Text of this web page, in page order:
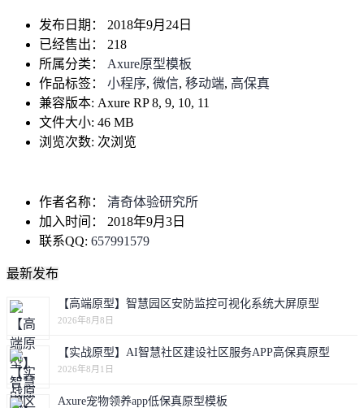
发布日期：
2018年9月24日
已经售出：
218
所属分类：
Axure原型模板
作品标签：
小程序, 微信, 移动端, 高保真
兼容版本: Axure RP 8, 9, 10, 11
文件大小: 46 MB
浏览次数: 次浏览
作者名称：
清奇体验研究所
加入时间：
2018年9月3日
联系QQ: 657991579
最新发布
【高端原型】智慧园区安防监控可视化系统大屏原型
2026年8月8日
【实战原型】AI智慧社区建设社区服务APP高保真原型
2026年8月1日
Axure宠物领养app低保真原型模板